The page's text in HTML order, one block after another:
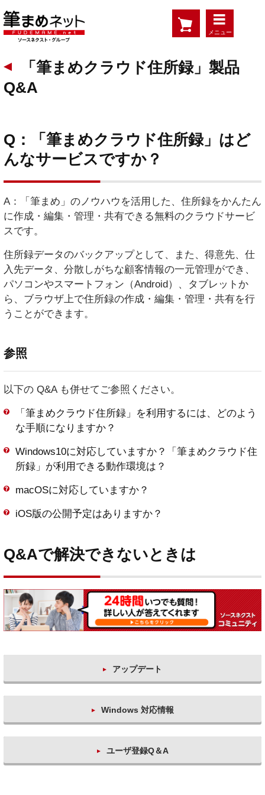
メニュー
「筆まめクラウド住所録」製品
Q&A
Q：「筆まめクラウド住所録」はど
んなサービスですか？
A：「筆まめ」のノウハウを活用した、住所録をかんたん
に作成・編集・管理・共有できる無料のクラウドサービ
スです。
住所録データのバックアップとして、また、得意先、仕
入先データ、分散しがちな顧客情報の一元管理ができ、
パソコンやスマートフォン（Android）、タブレットか
ら、ブラウザ上で住所録の作成・編集・管理・共有を行
うことができます。
参照
以下の Q&A も併せてご参照ください。
「筆まめクラウド住所録」を利用するには、どのよう
な手順になりますか？
Windows10に対応していますか？「筆まめクラウド住
所録」が利用できる動作環境は？
macOSに対応していますか？
iOS版の公開予定はありますか？
Q&Aで解決できないときは
アップデート
Windows 対応情報
ユーザ登録Q＆A